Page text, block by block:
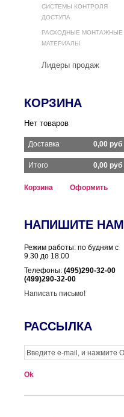
СИСТЕМЫ КОНТРОЛЯ
ДОСТУПА
РАСХОДНЫЕ МОНТАЖНЫЕ
МАТЕРИАЛЫ
Лидеры продаж
КОРЗИНА
Нет товаров
0,00 руб
Доставка
0,00 руб
Итого
Корзина Оформить
НАПИШИТЕ НАМ
Режим работы: по будням с
9.30 до 18.00
Телефоны: (495)290-32-00
(499)290-32-00
Написать письмо!
РАССЫЛКА